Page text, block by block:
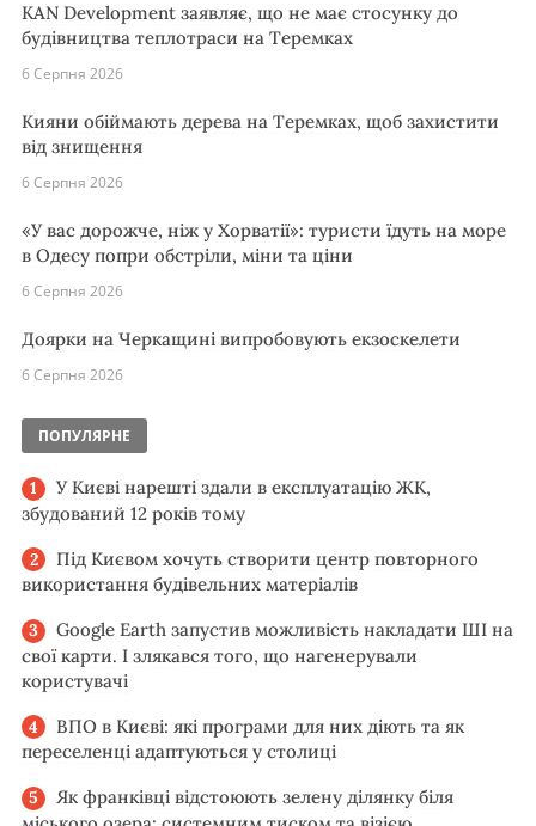
KAN Development заявляє, що не має стосунку до
будівництва теплотраси на Теремках
6 Серпня 2026
Кияни обіймають дерева на Теремках, щоб захистити
від знищення
6 Серпня 2026
«У вас дорожче, ніж у Хорватії»: туристи їдуть на море
в Одесу попри обстріли, міни та ціни
6 Серпня 2026
Доярки на Черкащині випробовують екзоскелети
6 Серпня 2026
ПОПУЛЯРНЕ
У Києві нарешті здали в експлуатацію ЖК,
збудований 12 років тому
Під Києвом хочуть створити центр повторного
використання будівельних матеріалів
Google Earth запустив можливість накладати ШІ на
свої карти. І злякався того, що нагенерували
користувачі
ВПО в Києві: які програми для них діють та як
переселенці адаптуються у столиці
Як франківці відстоюють зелену ділянку біля